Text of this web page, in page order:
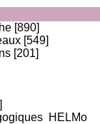
[890]
[549]
[201]
HELMo